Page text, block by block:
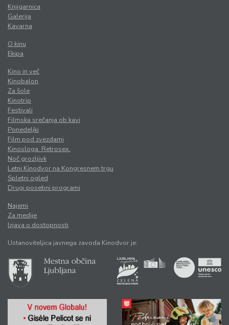
Knjigarnica
Galerija
Kavarna
O kinu
Ekipa
Kino in več
Kinobalon
Za šole
Kinotrip
Festivali
Filmska srečanja ob kavi
Ponedeljki
Film pod zvezdami
Kinosloga. Retrosex.
Noč grozljivk
Letni Kinodvor na Kongresnem trgu
Spletni ogled
Drugi posebni programi
Najemi
Za medije
Izjava o dostopnosti
Ustanoviteljica javnega zavoda Kinodvor je: